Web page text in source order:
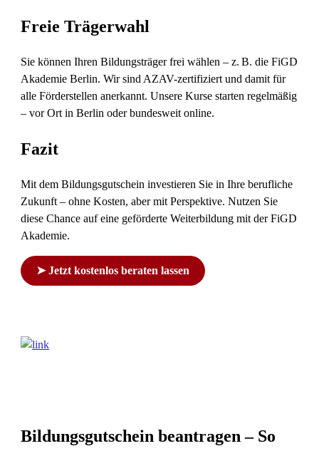
Freie Trägerwahl
Sie können Ihren Bildungsträger frei wählen – z. B. die FiGD
Akademie Berlin. Wir sind AZAV-zertifiziert und damit für
alle Förderstellen anerkannt. Unsere Kurse starten regelmäßig
– vor Ort in Berlin oder bundesweit online.
Fazit
Mit dem Bildungsgutschein investieren Sie in Ihre berufliche
Zukunft – ohne Kosten, aber mit Perspektive. Nutzen Sie
diese Chance auf eine geförderte Weiterbildung mit der FiGD
Akademie.
➤ Jetzt kostenlos beraten lassen
Bildungsgutschein beantragen – So